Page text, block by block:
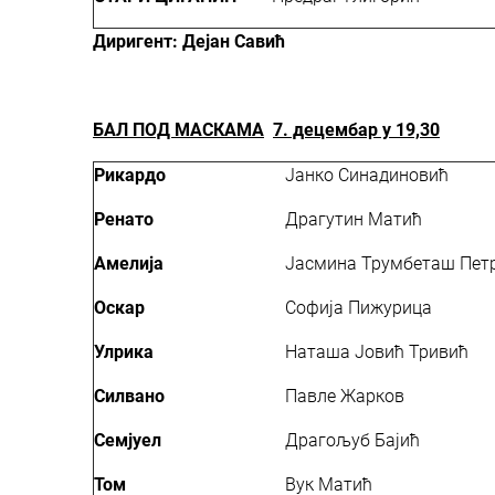
Диригент: Дејан Савић
БАЛ ПОД МАСКАМА 7. децембар у 19,30
Рикардо Јанко Синадиновић
Ренато Драгутин Матић
Амелија Јасмина Трумбеташ
Оскар Софија Пижурица
Улрика Наташа Јовић Тривић
Силвано Павле Жарков
Семјуел Драгољуб Бајић
Том Вук Матић